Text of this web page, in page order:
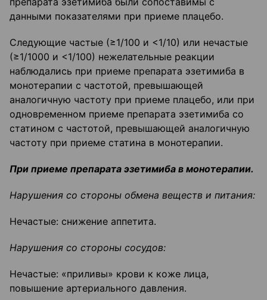
данными показателями при приеме плацебо.
Следующие частые (≥1/100 и <1/10) или нечастые
(≥1/1000 и <1/100) нежелательные реакции
наблюдались при приеме препарата эзетимиба в
монотерапии с частотой, превышающей
аналогичную частоту при приеме плацебо, или при
одновременном приеме препарата эзетимиба со
статином с частотой, превышающей аналогичную
частоту при приеме статина в монотерапии.
При приеме препарата эзетимиба в монотерапии.
Нарушения со стороны обмена веществ и питания:
Нечастые: снижение аппетита.
Нарушения со стороны сосудов:
Нечастые: «приливы» крови к коже лица,
повышение артериального давления.